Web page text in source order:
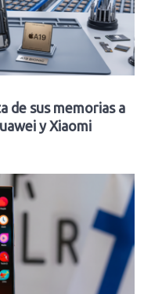
de sus memorias a
y Xiaomi